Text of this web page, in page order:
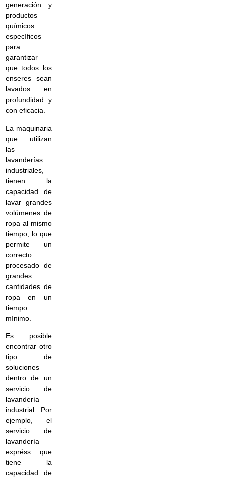
generación y
productos
químicos
específicos
para
garantizar
que todos los
enseres sean
lavados en
profundidad y
con eficacia.
La maquinaria
que utilizan
las
lavanderías
industriales,
tienen la
capacidad de
lavar grandes
volúmenes de
ropa al mismo
tiempo, lo que
permite un
correcto
procesado de
grandes
cantidades de
ropa en un
tiempo
mínimo.
Es posible
encontrar otro
tipo de
soluciones
dentro de un
servicio de
lavandería
industrial. Por
ejemplo, el
servicio de
lavandería
expréss que
tiene la
capacidad de